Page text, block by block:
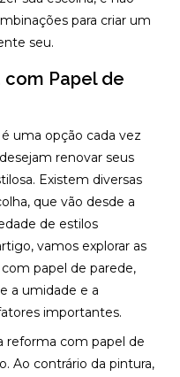
para criar um
seu.
Papel de
uma opção cada vez
renovar seus
Existem diversas
que vão desde a
de estilos
vamos explorar as
papel de parede,
a umidade e a
importantes.
reforma com papel de
Ao contrário da pintura,